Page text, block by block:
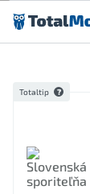
Preskočiť na
Totaltip